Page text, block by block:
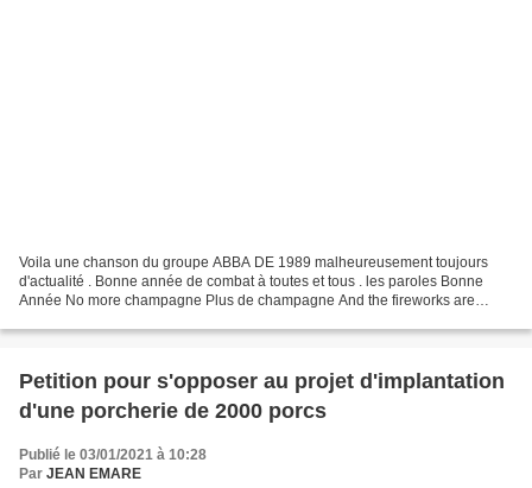
Voila une chanson du groupe ABBA DE 1989 malheureusement toujours
d'actualité . Bonne année de combat à toutes et tous . les paroles Bonne
Année No more champagne Plus de champagne And the fireworks are
Petition pour s'opposer au projet d'implantation
d'une porcherie de 2000 porcs
Publié le 03/01/2021 à 10:28
Par JEAN EMARE